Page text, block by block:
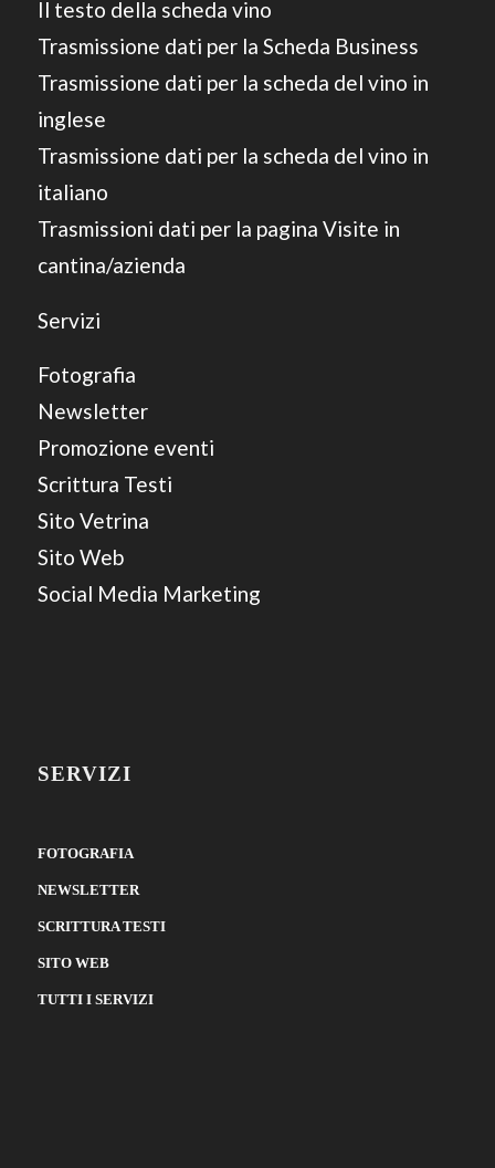
Il testo della scheda vino
Trasmissione dati per la Scheda Business
Trasmissione dati per la scheda del vino in
inglese
Trasmissione dati per la scheda del vino in
italiano
Trasmissioni dati per la pagina Visite in
cantina/azienda
Servizi
Fotografia
Newsletter
Promozione eventi
Scrittura Testi
Sito Vetrina
Sito Web
Social Media Marketing
SERVIZI
FOTOGRAFIA
NEWSLETTER
SCRITTURA TESTI
SITO WEB
TUTTI I SERVIZI